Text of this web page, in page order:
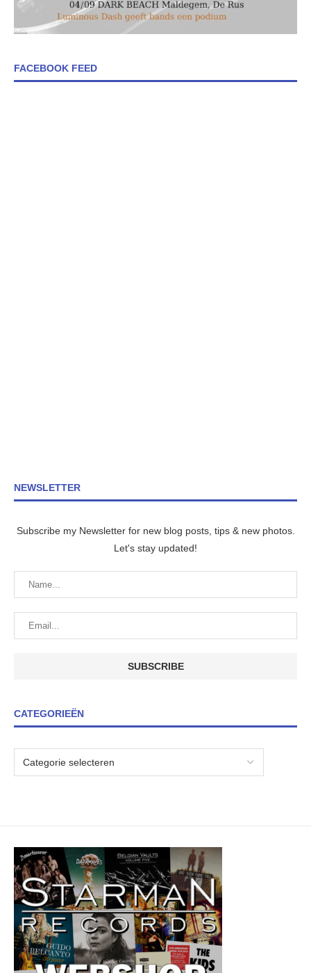
FACEBOOK FEED
NEWSLETTER
Subscribe my Newsletter for new blog posts, tips & new photos.
Let's stay updated!
CATEGORIEËN